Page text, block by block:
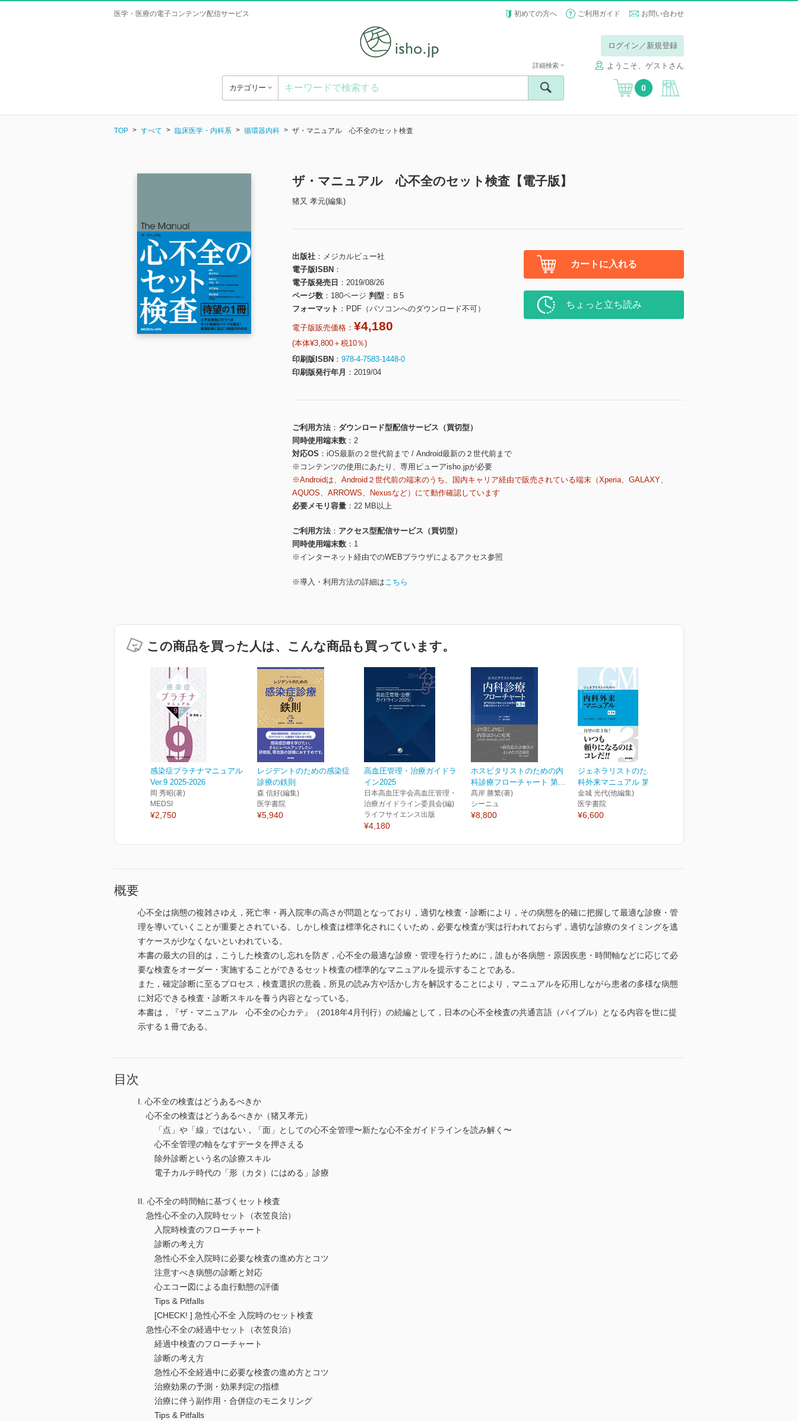
医学・医療の電子コンテンツ配信サービス 初めての方へ ご利用ガイド お問い合わせ
ログイン／新規登録
ようこそ、ゲストさん
カテゴリー
詳細検索
0
TOP すべて 臨床医学・内科系 循環器内科 ザ・マニュアル 心不全のセット検査
ザ・マニュアル 心不全のセット検査【電子版】
猪又 孝元(編集)
出版社
メジカルビュー社
電子版ISBN
電子版発売日
2019/08/26
ページ数
180ページ 判型
Ｂ5
フォーマット
PDF（パソコンへのダウンロード不可）
電子版販売価格： ¥4,180
(本体¥3,800＋税10％)
印刷版ISBN
978-4-7583-1448-0
印刷版発行年月
2019/04
カートに入れる
ちょっと立ち読み
ご利用方法
ダウンロード型配信サービス（買切型）
同時使用端末数
2
対応OS
iOS最新の２世代前まで / Android最新の２世代前まで
※コンテンツの使用にあたり、専用ビューアisho.jpが必要
※Androidは、Android２世代前の端末のうち、国内キャリア経由で販売されている端末（Xperia、GALAXY、
AQUOS、ARROWS、Nexusなど）にて動作確認しています
必要メモリ容量
22 MB以上
ご利用方法
アクセス型配信サービス（買切型）
同時使用端末数
1
※インターネット経由でのWEBブラウザによるアクセス参照
※導入・利用方法の詳細はこちら
この商品を買った人は、こんな商品も買っています。
感染症プラチナマニュアル
Ver.9 2025-2026
岡 秀昭(著)
MEDSI
¥2,750
レジデントのための感染症
診療の鉄則
森 信好(編集)
医学書院
¥5,940
高血圧管理・治療ガイドラ
イン2025
日本高血圧学会高血圧管理・
治療ガイドライン委員会(編)
ライフサイエンス出版
¥4,180
ホスピタリストのための内
科診療フローチャート 第...
髙岸 勝繁(著)
シーニュ
¥8,800
ジェネラリストのための内
科外来マニュアル 第3版
金城 光代(他編集)
医学書院
¥6,600
概要
心不全は病態の複雑さゆえ，死亡率・再入院率の高さが問題となっており，適切な検査・診断により，その病態を的確に把握して最適な診療・管
理を導いていくことが重要とされている。しかし検査は標準化されにくいため，必要な検査が実は行われておらず，適切な診療のタイミングを逃
すケースが少なくないといわれている。
本書の最大の目的は，こうした検査のし忘れを防ぎ，心不全の最適な診療・管理を行うために，誰もが各病態・原因疾患・時間軸などに応じて必
要な検査をオーダー・実施することができるセット検査の標準的なマニュアルを提示することである。
また，確定診断に至るプロセス，検査選択の意義，所見の読み方や活かし方を解説することにより，マニュアルを応用しながら患者の多様な病態
に対応できる検査・診断スキルを養う内容となっている。
本書は，『ザ・マニュアル 心不全の心カテ』（2018年4月刊行）の続編として，日本の心不全検査の共通言語（バイブル）となる内容を世に提
示する１冊である。
目次
I. 心不全の検査はどうあるべきか
心不全の検査はどうあるべきか（猪又孝元）
「点」や「線」ではない，「面」としての心不全管理〜新たな心不全ガイドラインを読み解く〜
心不全管理の軸をなすデータを押さえる
除外診断という名の診療スキル
電子カルテ時代の「形（カタ）にはめる」診療
II. 心不全の時間軸に基づくセット検査
急性心不全の入院時セット（衣笠良治）
入院時検査のフローチャート
診断の考え方
急性心不全入院時に必要な検査の進め方とコツ
注意すべき病態の診断と対応
心エコー図による血行動態の評価
Tips & Pitfalls
[CHECK! ] 急性心不全 入院時のセット検査
急性心不全の経過中セット（衣笠良治）
経過中検査のフローチャート
診断の考え方
急性心不全経過中に必要な検査の進め方とコツ
治療効果の予測・効果判定の指標
治療に伴う副作用・合併症のモニタリング
Tips & Pitfalls